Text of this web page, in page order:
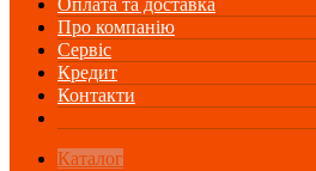
Оплата та доставка
Про компанію
Сервіс
Кредит
Контакти
Каталог